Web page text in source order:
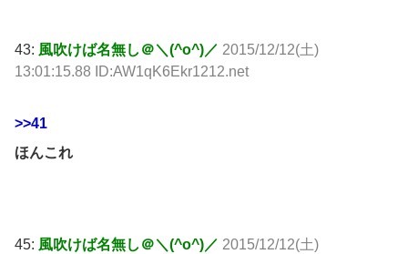
43: 風吹けば名無し＠＼(^o^)／ 2015/12/12(土)
13:01:15.88 ID:AW1qK6Ekr1212.net
>>41
ほんこれ
45: 風吹けば名無し＠＼(^o^)／ 2015/12/12(土)